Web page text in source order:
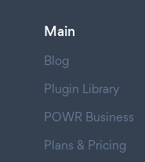
Main
Blog
Plugin Library
POWR Business
Plans & Pricing